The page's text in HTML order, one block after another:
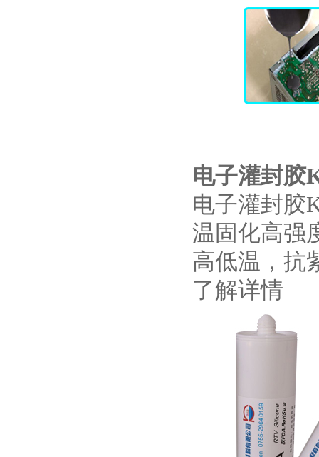
电子灌封胶
电子灌封胶
温固化高强
高低温，抗
了解详情